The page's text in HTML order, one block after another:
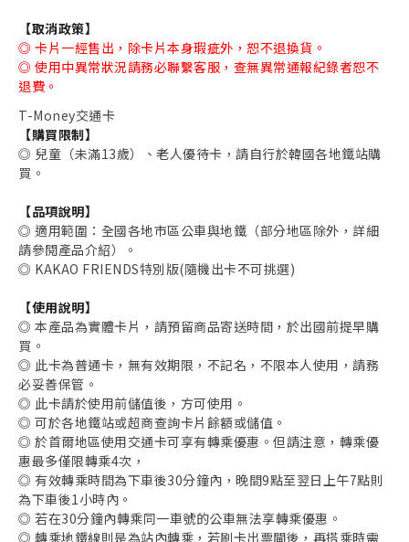
【取消政策】
◎ 卡片一經售出，除卡片本身瑕疵外，恕不退換貨。
◎ 使用中異常狀況請務必聯繫客服，查無異常通報紀錄者恕不
退費。
T-Money交通卡
【購買限制】
◎ 兒童（未滿13歲）、老人優待卡，請自行於韓國各地鐵站購
買。
【品項說明】
◎ 適用範圍：全國各地市區公車與地鐵（部分地區除外，詳細
請參閱產品介紹）。
◎ KAKAO FRIENDS特別版(隨機出卡不可挑選)
【使用說明】
◎ 本產品為實體卡片，請預留商品寄送時間，於出國前提早購
買。
◎ 此卡為普通卡，無有效期限，不記名，不限本人使用，請務
必妥善保管。
◎ 此卡請於使用前儲值後，方可使用。
◎ 可於各地鐵站或超商查詢卡片餘額或儲值。
◎ 於首爾地區使用交通卡可享有轉乘優惠。但請注意，轉乘優
惠最多僅限轉乘4次，
◎ 有效轉乘時間為下車後30分鐘內，晚間9點至翌日上午7點則
為下車後1小時內。
◎ 若在30分鐘內轉乘同一車號的公車無法享轉乘優惠。
◎ 轉乘地鐵線則是為站內轉乘，若刷卡出票閘後，再搭乘時需